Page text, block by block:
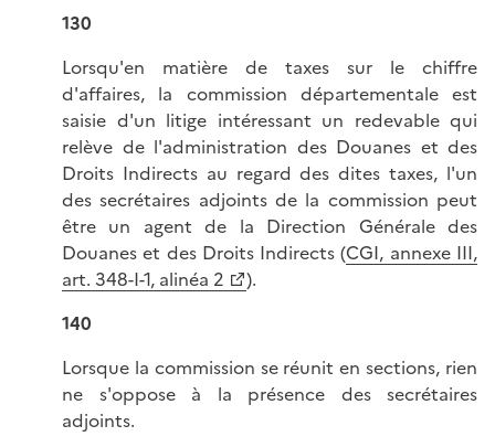
130
Lorsqu'en matière de taxes sur le chiffre
d'affaires, la commission départementale est
saisie d'un litige intéressant un redevable qui
relève de l'administration des Douanes et des
Droits Indirects au regard des dites taxes, l'un
des secrétaires adjoints de la commission peut
être un agent de la Direction Générale des
Douanes et des Droits Indirects (CGI, annexe III,
art. 348-I-1, alinéa 2
).
140
Lorsque la commission se réunit en sections, rien
ne s'oppose à la présence des secrétaires
adjoints.